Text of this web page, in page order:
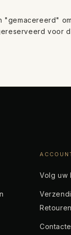
voor
Volg uw
Retouren